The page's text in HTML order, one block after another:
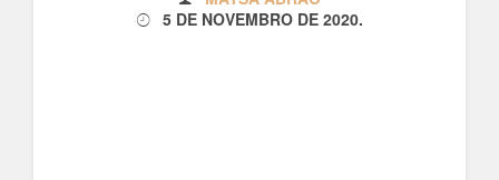
5 DE NOVEMBRO DE 2020.